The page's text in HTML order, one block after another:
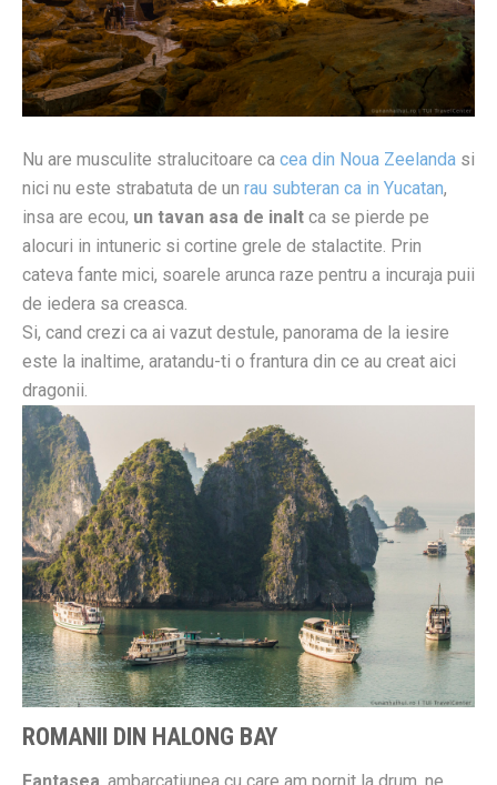
Nu are musculite stralucitoare ca cea din Noua Zeelanda si
nici nu este strabatuta de un rau subteran ca in Yucatan,
insa are ecou, un tavan asa de inalt ca se pierde pe
alocuri in intuneric si cortine grele de stalactite. Prin
cateva fante mici, soarele arunca raze pentru a incuraja puii
de iedera sa creasca.
Si, cand crezi ca ai vazut destule, panorama de la iesire
este la inaltime, aratandu-ti o frantura din ce au creat aici
dragonii.
ROMANII DIN HALONG BAY
Fantasea, ambarcatiunea cu care am pornit la drum, ne